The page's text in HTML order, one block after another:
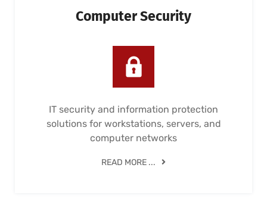
Computer Security
IT security and information protection
solutions for workstations, servers, and
computer networks
READ MORE ...